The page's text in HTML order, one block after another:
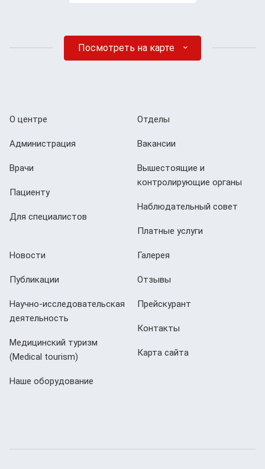
Посмотреть на карте
О центре
Администрация
Врачи
Пациенту
Для специалистов
Отделы
Вакансии
Вышестоящие и
контролирующие органы
Наблюдательный совет
Платные услуги
Новости
Публикации
Научно-исследовательская
деятельность
Медицинский туризм
(Мedical tourism)
Наше оборудование
Галерея
Отзывы
Прейскурант
Контакты
Карта сайта